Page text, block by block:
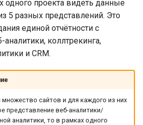
проекта видеть данные
5 разных представлений. Это
единой отчётности с
коллтрекинга,
и CRM.
сайтов и для каждого из них
представление веб-аналитики/
аналитики, то в рамках одного